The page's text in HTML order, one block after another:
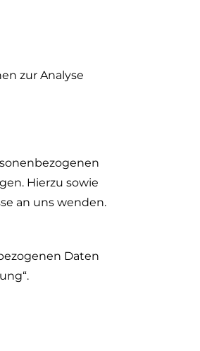
zur Analyse
Hierzu sowie
an uns wenden.
Daten